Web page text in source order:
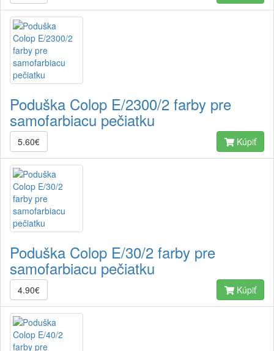
Poduška Colop E/2300/2 farby pre
samofarbiacu pečiatku
5.60€ Kúpiť
Poduška Colop E/30/2 farby pre
samofarbiacu pečiatku
4.90€ Kúpiť